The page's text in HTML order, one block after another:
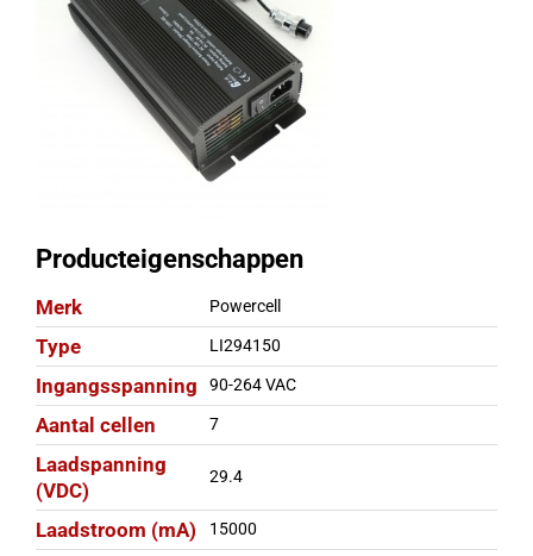
Producteigenschappen
Merk Powercell
Type LI294150
Ingangsspanning 90-264 VAC
Aantal cellen 7
Laadspanning
(VDC)
29.4
Laadstroom (mA) 15000